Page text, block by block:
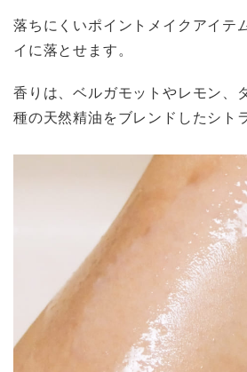
落ちにくいポイントメイクアイテ
イに落とせます。
香りは、ベルガモットやレモン、
種の天然精油をブレンドしたシト